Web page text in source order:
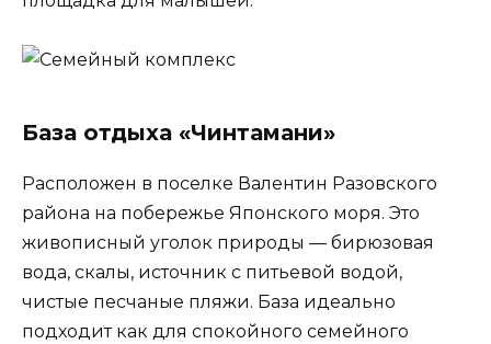
База отдыха «Чинтамани»
Расположен в поселке Валентин Разовского
района на побережье Японского моря. Это
живописный уголок природы — бирюзовая
вода, скалы, источник с питьевой водой,
чистые песчаные пляжи. База идеально
подходит как для спокойного семейного